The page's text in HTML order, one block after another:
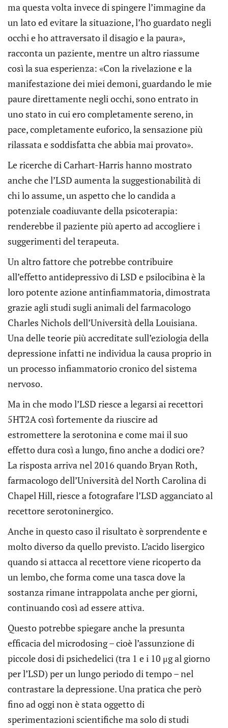
ma questa volta invece di spingere l’immagine da
un lato ed evitare la situazione, l’ho guardato negli
occhi e ho attraversato il disagio e la paura»,
racconta un paziente, mentre un altro riassume
così la sua esperienza: «Con la rivelazione e la
manifestazione dei miei demoni, guardando le mie
paure direttamente negli occhi, sono entrato in
uno stato in cui ero completamente sereno, in
pace, completamente euforico, la sensazione più
rilassata e soddisfatta che abbia mai provato».
Le ricerche di Carhart-Harris hanno mostrato
anche che l’LSD aumenta la suggestionabilità di
chi lo assume, un aspetto che lo candida a
potenziale coadiuvante della psicoterapia:
renderebbe il paziente più aperto ad accogliere i
suggerimenti del terapeuta.
Un altro fattore che potrebbe contribuire
all’effetto antidepressivo di LSD e psilocibina è la
loro potente azione antinfiammatoria, dimostrata
grazie agli studi sugli animali del farmacologo
Charles Nichols dell’Università della Louisiana.
Una delle teorie più accreditate sull’eziologia della
depressione infatti ne individua la causa proprio in
un processo infiammatorio cronico del sistema
nervoso.
Ma in che modo l’LSD riesce a legarsi ai recettori
5HT2A così fortemente da riuscire ad
estromettere la serotonina e come mai il suo
effetto dura così a lungo, fino anche a dodici ore?
La risposta arriva nel 2016 quando Bryan Roth,
farmacologo dell’Università del North Carolina di
Chapel Hill, riesce a fotografare l’LSD agganciato al
recettore serotoninergico.
Anche in questo caso il risultato è sorprendente e
molto diverso da quello previsto. L’acido lisergico
quando si attacca al recettore viene ricoperto da
un lembo, che forma come una tasca dove la
sostanza rimane intrappolata anche per giorni,
continuando così ad essere attiva.
Questo potrebbe spiegare anche la presunta
efficacia del microdosing – cioè l’assunzione di
piccole dosi di psichedelici (tra 1 e i 10 μg al giorno
per l’LSD) per un lungo periodo di tempo – nel
contrastare la depressione. Una pratica che però
fino ad oggi non è stata oggetto di
sperimentazioni scientifiche ma solo di studi